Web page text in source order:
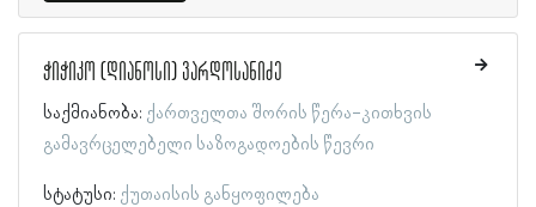
ჭიჭიკო (დიანოსი) ვარდოსანიძე
საქმიანობა: ქართველთა შორის წერა-კითხვის
გამავრცელებელი საზოგადოების წევრი
სტატუსი: ქუთაისის განყოფილება